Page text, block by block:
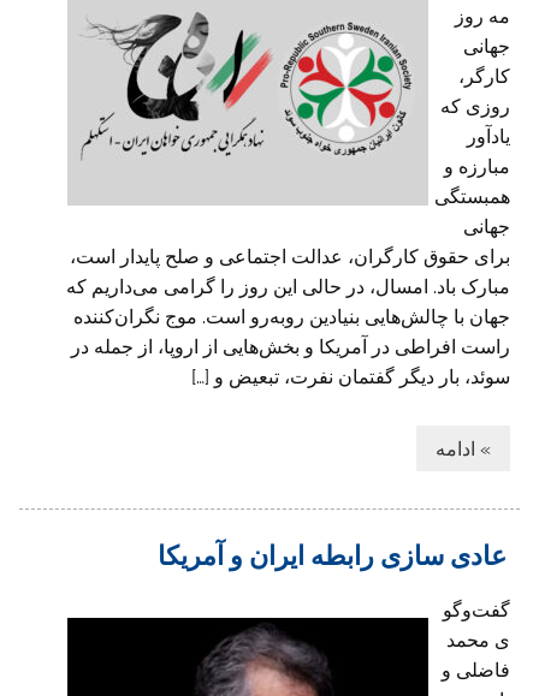
مه روز
جهانی
کارگر،
روزی که
یادآور
مبارزه و
همبستگی
جهانی
برای حقوق کارگران، عدالت اجتماعی و صلح پایدار است،
مبارک باد. امسال، در حالی این روز را گرامی می‌داریم که
جهان با چالش‌هایی بنیادین روبه‌رو است. موج نگران‌کننده
راست افراطی در آمریکا و بخش‌هایی از اروپا، از جمله در
سوئد، بار دیگر گفتمان نفرت، تبعیض و […]
» ادامه
عادی سازی رابطه ایران و آمریکا
گفت‌وگو
ی محمد
فاضلی و